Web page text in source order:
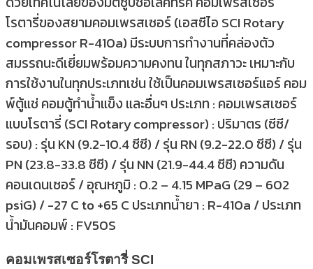
โรตารี่ของสยามคอมเพรสเซอร์ (เอสซีไอ SCI Rotary
compressor R-410a) มีระบบการทำงานที่คล่องตัว
สมรรถนะดีเยี่ยมพร้อมความคงทน ในทุกสภาวะ เหมาะกับ
การใช้งานในทุกประเภทเช่น ใช้เป็นคอมเพรสเซอร์แอร์ คอม
พ์ตู้แช่ คอมตู้ทำน้ำแข็ง และอื่นๆ ประเภท : คอมเพรสเซอร์
แบบโรตารี่ (SCI Rotary compressor) : ปริมาตร (ซีซี/
รอบ) : รุ่น KN (9.2-10.4 ซีซี) / รุ่น RN (9.2-22.0 ซีซี) / รุ่น
PN (23.8-33.8 ซีซี) / รุ่น NN (21.9-44.4 ซีซี) ความดัน
คอนเดนเซอร์ / อุณหภูมิ : 0.2 – 4.15 MPaG (29 – 602
psiG) / -27 C to +65 C ประเภทน้ำยา : R-410a / ประเภท
น้ำมันคอมพ์ : FV50S
คอมเพรสเซอร์โรตารี่ SCI